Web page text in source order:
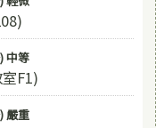
中等
F1)
嚴重